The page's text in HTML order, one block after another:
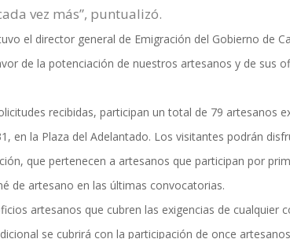
vez más”, puntualizó.
el director general de Emigración del Gobierno de
de la potenciación de nuestros artesanos y de sus
recibidas, participan un total de 79 artesanos
en la Plaza del Adelantado. Los visitantes podrán
que pertenecen a artesanos que participan por
de artesano en las últimas convocatorias.
artesanos que cubren las exigencias de cualquier
se cubrirá con la participación de once